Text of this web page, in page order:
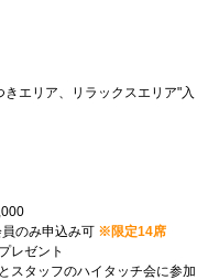
エリア、リラックスエリア"入
のみ申込み可 ※限定14席
レゼント
スタッフのハイタッチ会に参加